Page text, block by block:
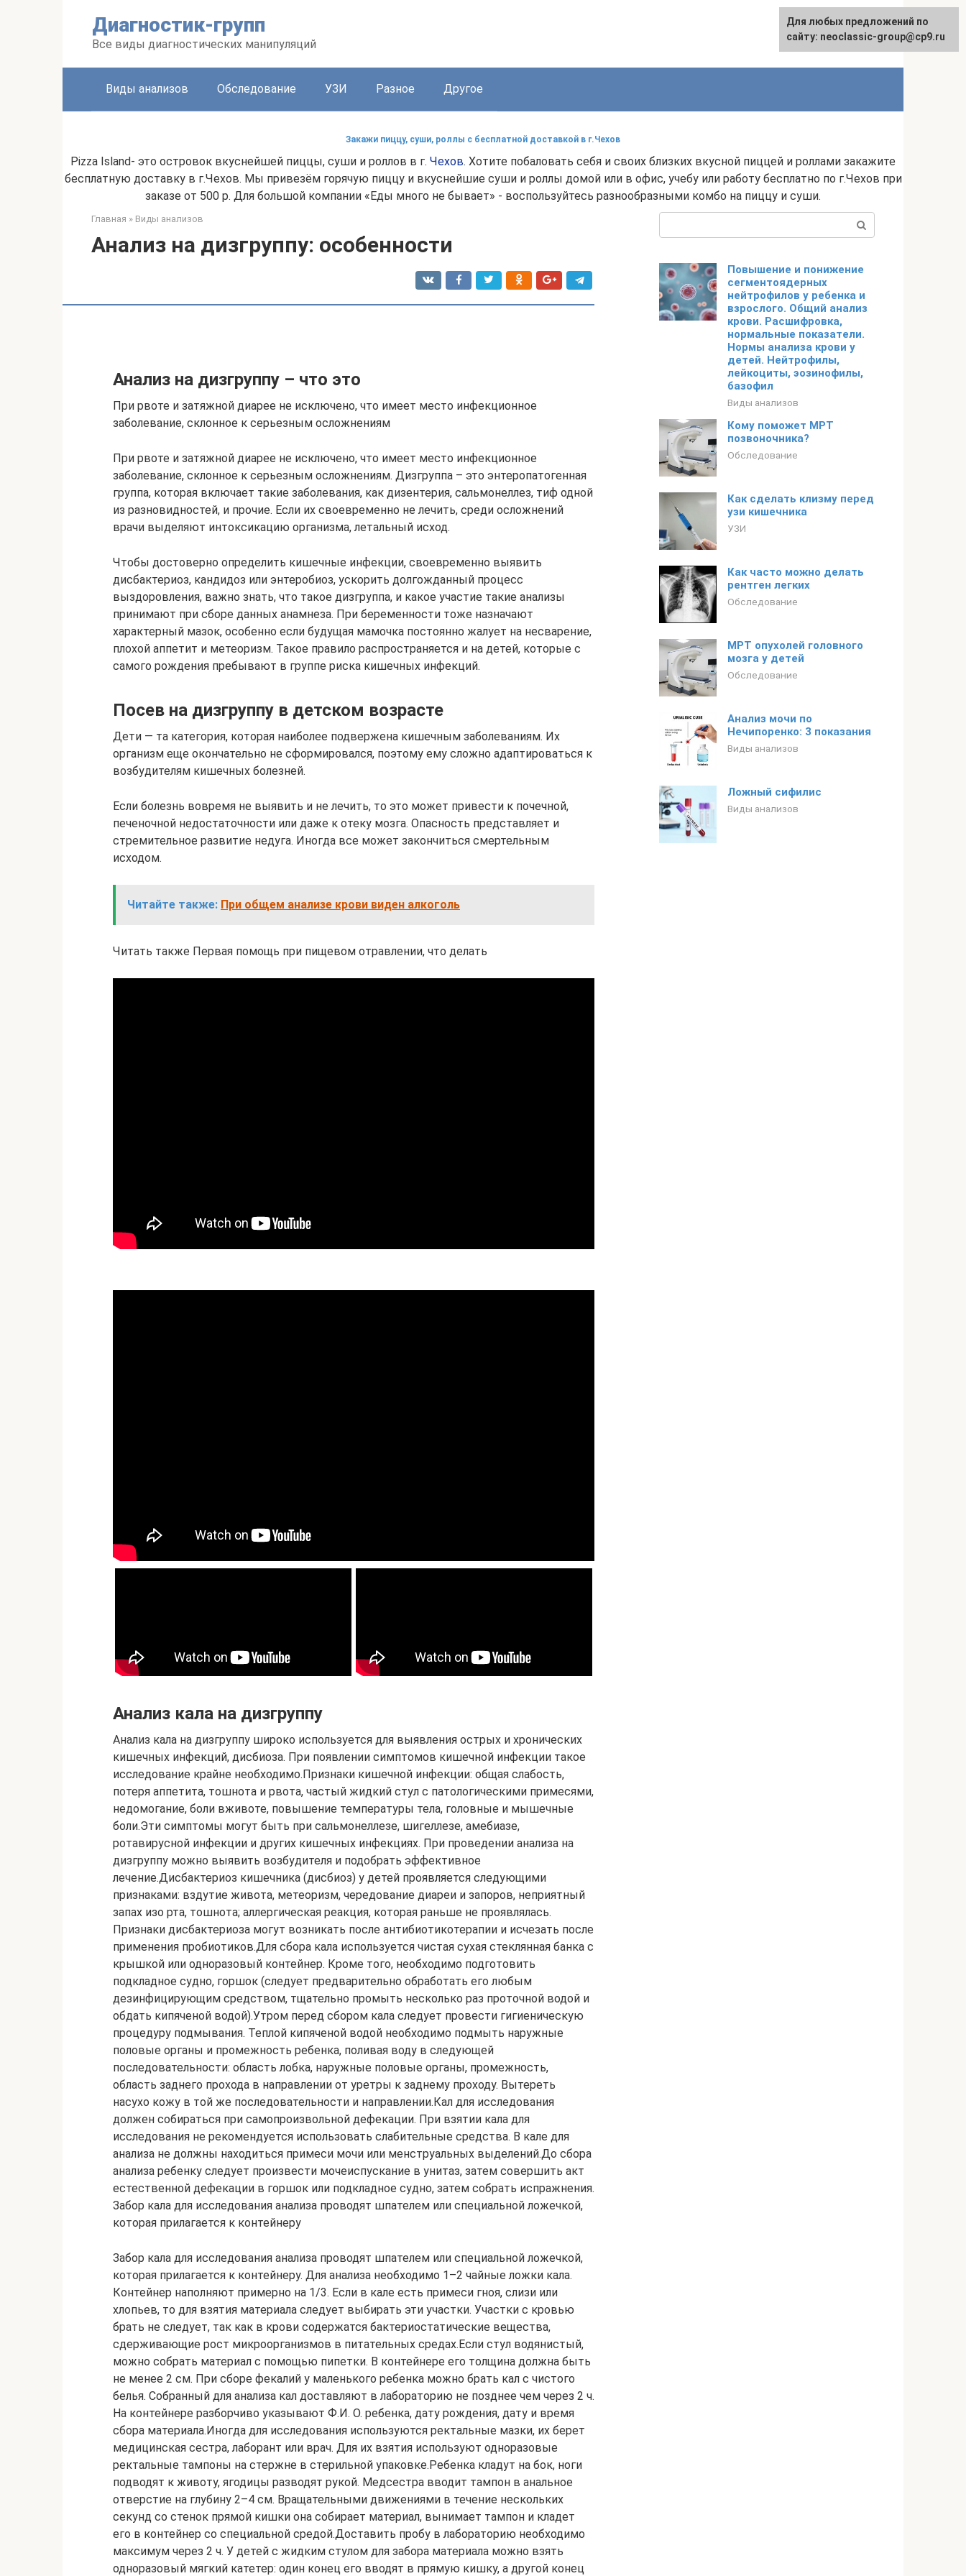
Диагностик-групп
Все виды диагностических манипуляций
Виды анализов Обследование УЗИ Разное Другое
Закажи пиццу, суши, роллы с бесплатной доставкой в г.Чехов
Pizza Island- это островок вкуснейшей пиццы, суши и роллов в г. Чехов. Хотите побаловать себя и своих близких вкусной пиццей и роллами закажите
бесплатную доставку в г.Чехов. Мы привезём горячую пиццу и вкуснейшие суши и роллы домой или в офис, учебу или работу бесплатно по г.Чехов при
заказе от 500 р. Для большой компании «Еды много не бывает» - воспользуйтесь разнообразными комбо на пиццу и суши.
Главная » Виды анализов
Анализ на дизгруппу: особенности
Анализ на дизгруппу – что это
При рвоте и затяжной диарее не исключено, что имеет место инфекционное
заболевание, склонное к серьезным осложнениям
При рвоте и затяжной диарее не исключено, что имеет место инфекционное
заболевание, склонное к серьезным осложнениям. Дизгруппа – это энтеропатогенная
группа, которая включает такие заболевания, как дизентерия, сальмонеллез, тиф одной
из разновидностей, и прочие. Если их своевременно не лечить, среди осложнений
врачи выделяют интоксикацию организма, летальный исход.
Чтобы достоверно определить кишечные инфекции, своевременно выявить
дисбактериоз, кандидоз или энтеробиоз, ускорить долгожданный процесс
выздоровления, важно знать, что такое дизгруппа, и какое участие такие анализы
принимают при сборе данных анамнеза. При беременности тоже назначают
характерный мазок, особенно если будущая мамочка постоянно жалует на несварение,
плохой аппетит и метеоризм. Такое правило распространяется и на детей, которые с
самого рождения пребывают в группе риска кишечных инфекций.
Посев на дизгруппу в детском возрасте
Дети — та категория, которая наиболее подвержена кишечным заболеваниям. Их
организм еще окончательно не сформировался, поэтому ему сложно адаптироваться к
возбудителям кишечных болезней.
Если болезнь вовремя не выявить и не лечить, то это может привести к почечной,
печеночной недостаточности или даже к отеку мозга. Опасность представляет и
стремительное развитие недуга. Иногда все может закончиться смертельным
исходом.
Читайте также: При общем анализе крови виден алкоголь
Читать также Первая помощь при пищевом отравлении, что делать
Анализ кала на дизгруппу
Анализ кала на дизгруппу широко используется для выявления острых и хронических
кишечных инфекций, дисбиоза. При появлении симптомов кишечной инфекции такое
исследование крайне необходимо.Признаки кишечной инфекции: общая слабость,
потеря аппетита, тошнота и рвота, частый жидкий стул с патологическими примесями,
недомогание, боли вживоте, повышение температуры тела, головные и мышечные
боли.Эти симптомы могут быть при сальмонеллезе, шигеллезе, амебиазе,
ротавирусной инфекции и других кишечных инфекциях. При проведении анализа на
дизгруппу можно выявить возбудителя и подобрать эффективное
лечение.Дисбактериоз кишечника (дисбиоз) у детей проявляется следующими
признаками: вздутие живота, метеоризм, чередование диареи и запоров, неприятный
запах изо рта, тошнота; аллергическая реакция, которая раньше не проявлялась.
Признаки дисбактериоза могут возникать после антибиотикотерапии и исчезать после
применения пробиотиков.Для сбора кала используется чистая сухая стеклянная банка с
крышкой или одноразовый контейнер. Кроме того, необходимо подготовить
подкладное судно, горшок (следует предварительно обработать его любым
дезинфицирующим средством, тщательно промыть несколько раз проточной водой и
обдать кипяченой водой).Утром перед сбором кала следует провести гигиеническую
процедуру подмывания. Теплой кипяченой водой необходимо подмыть наружные
половые органы и промежность ребенка, поливая воду в следующей
последовательности: область лобка, наружные половые органы, промежность,
область заднего прохода в направлении от уретры к заднему проходу. Вытереть
насухо кожу в той же последовательности и направлении.Кал для исследования
должен собираться при самопроизвольной дефекации. При взятии кала для
исследования не рекомендуется использовать слабительные средства. В кале для
анализа не должны находиться примеси мочи или менструальных выделений.До сбора
анализа ребенку следует произвести мочеиспускание в унитаз, затем совершить акт
естественной дефекации в горшок или подкладное судно, затем собрать испражнения.
Забор кала для исследования анализа проводят шпателем или специальной ложечкой,
которая прилагается к контейнеру
Забор кала для исследования анализа проводят шпателем или специальной ложечкой,
которая прилагается к контейнеру. Для анализа необходимо 1–2 чайные ложки кала.
Контейнер наполняют примерно на 1/3. Если в кале есть примеси гноя, слизи или
хлопьев, то для взятия материала следует выбирать эти участки. Участки с кровью
брать не следует, так как в крови содержатся бактериостатические вещества,
сдерживающие рост микроорганизмов в питательных средах.Если стул водянистый,
можно собрать материал с помощью пипетки. В контейнере его толщина должна быть
не менее 2 см. При сборе фекалий у маленького ребенка можно брать кал с чистого
белья. Собранный для анализа кал доставляют в лабораторию не позднее чем через 2 ч.
На контейнере разборчиво указывают Ф.И. О. ребенка, дату рождения, дату и время
сбора материала.Иногда для исследования используются ректальные мазки, их берет
медицинская сестра, лаборант или врач. Для их взятия используют одноразовые
ректальные тампоны на стержне в стерильной упаковке.Ребенка кладут на бок, ноги
подводят к животу, ягодицы разводят рукой. Медсестра вводит тампон в анальное
отверстие на глубину 2–4 см. Вращательными движениями в течение нескольких
секунд со стенок прямой кишки она собирает материал, вынимает тампон и кладет
его в контейнер со специальной средой.Доставить пробу в лабораторию необходимо
максимум через 2 ч. У детей с жидким стулом для забора материала можно взять
одноразовый мягкий катетер: один конец его вводят в прямую кишку, а другой конец
Повышение и понижение
сегментоядерных
нейтрофилов у ребенка и
взрослого. Общий анализ
крови. Расшифровка,
нормальные показатели.
Нормы анализа крови у
детей. Нейтрофилы,
лейкоциты, эозинофилы,
базофил
Виды анализов
Кому поможет МРТ
позвоночника?
Обследование
Как сделать клизму перед
узи кишечника
УЗИ
Как часто можно делать
рентген легких
Обследование
МРТ опухолей головного
мозга у детей
Обследование
Анализ мочи по
Нечипоренко: 3 показания
Виды анализов
Ложный сифилис
Виды анализов
Для любых предложений по
сайту: neoclassic-group@cp9.ru